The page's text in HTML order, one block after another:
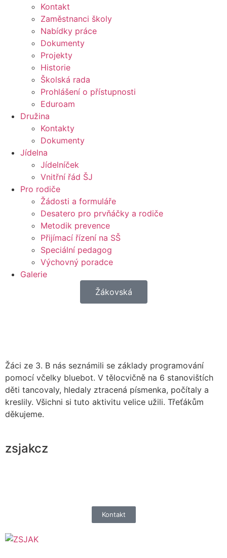
Kontakt
Zaměstnanci školy
Nabídky práce
Dokumenty
Projekty
Historie
Školská rada
Prohlášení o přístupnosti
Eduroam
Družina
Kontakty
Dokumenty
Jídelna
Jídelníček
Vnitřní řád ŠJ
Pro rodiče
Žádosti a formuláře
Desatero pro prvňáčky a rodiče
Metodik prevence
Přijímací řízení na SŠ
Speciální pedagog
Výchovný poradce
Galerie
Žákovská
Žáci ze 3. B nás seznámili se základy programování
pomocí včelky bluebot. V tělocvičně na 6 stanovištích
děti tancovaly, hledaly ztracená písmenka, počítaly a
kreslily. Všichni si tuto aktivitu velice užili. Třeťákům
děkujeme.
zsjakcz
Kontakt